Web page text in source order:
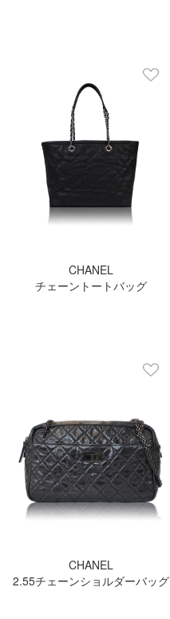
CHANEL
チェーントートバッグ
CHANEL
2.55チェーンショルダーバッグ